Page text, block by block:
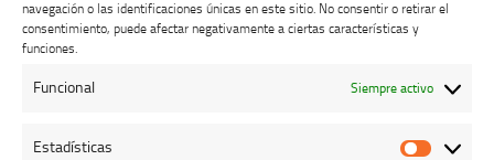
navegación o las identificaciones únicas en este sitio. No consentir o retirar el
consentimiento, puede afectar negativamente a ciertas características y
funciones.
Funcional Siempre activo
Estadísticas
Buzón de dudas, quejas y sugerencias